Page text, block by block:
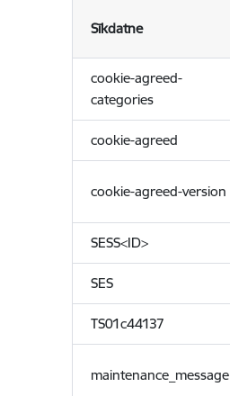
Sīkdatne
cookie-agreed-
categories
cookie-agreed
cookie-agreed-version
SESS<ID>
SES
TS01c44137
maintenance_message